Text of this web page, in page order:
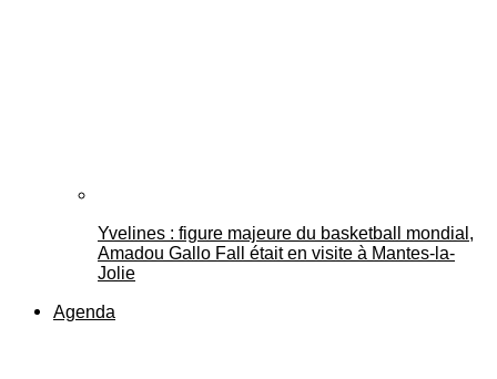
Yvelines : figure majeure du basketball mondial,
Amadou Gallo Fall était en visite à Mantes-la-
Jolie
Agenda